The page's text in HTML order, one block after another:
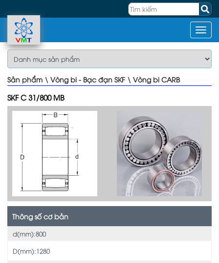
Sản phẩm \ Vòng bi - Bạc đạn SKF \ Vòng bi CARB
SKF C 31/800 MB
Thông số cơ bản
d(mm):800
D(mm):1280